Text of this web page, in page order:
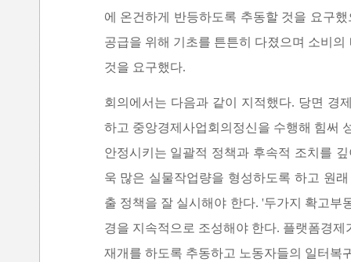
에 온건하게 반등하도록 추동할 것을 요구
공급을 위해 기초를 튼튼히 다졌으며 소비
것을 요구했다.
회의에서는 다음과 같이 지적했다. 당면 경
하고 중앙경제사업회의정신을 수행해 힘써
안정시키는 일괄적 정책과 후속적 조치를
욱 많은 실물작업량을 형성하도록 하고 원
출 정책을 잘 실시해야 한다. '두가지 확고
경을 지속적으로 조성해야 한다. 플랫폼경
재개를 하도록 추동하고 노동자들의 일터복